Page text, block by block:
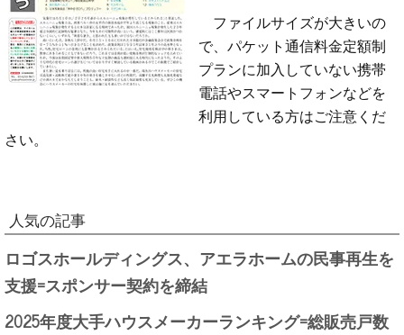
ファイルサイズが大きいの
で、パケット通信料金定額制
プランに加入していない携帯
電話やスマートフォンなどを
利用している方はご注意くだ
さい。
人気の記事
ロゴスホールディングス、アエラホームの民事再生を
支援=スポンサー契約を締結
2025年度大手ハウスメーカーランキング=総販売戸数